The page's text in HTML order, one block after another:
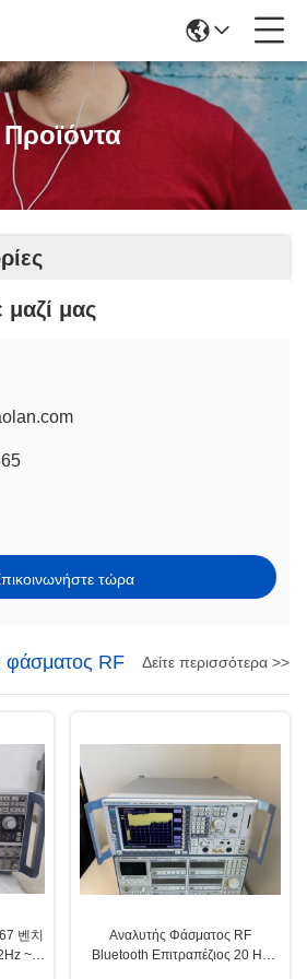
Προϊόντα
μαζί μας
τώρα
φάσματος RF Δείτε περισσότερα >>
벤치
~
Αναλυτής Φάσματος RF
Bluetooth Επιτραπέζιος 20 Hz